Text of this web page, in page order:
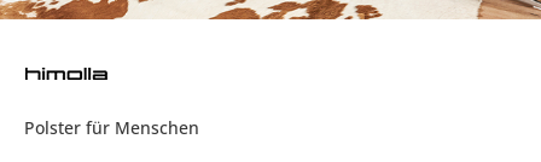
Polster für Menschen